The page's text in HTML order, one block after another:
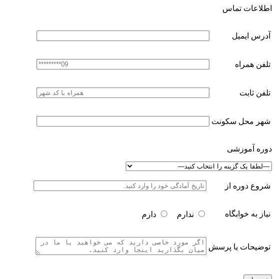
اطلاعات تماس
آدرس ایمیل
تلفن همراه
تلفن ثابت
شهر محل سکونت
دوره آموزشی
شروع دوره از
نیاز به خوابگاه ندارم دارم
توضیحات یا پرسش